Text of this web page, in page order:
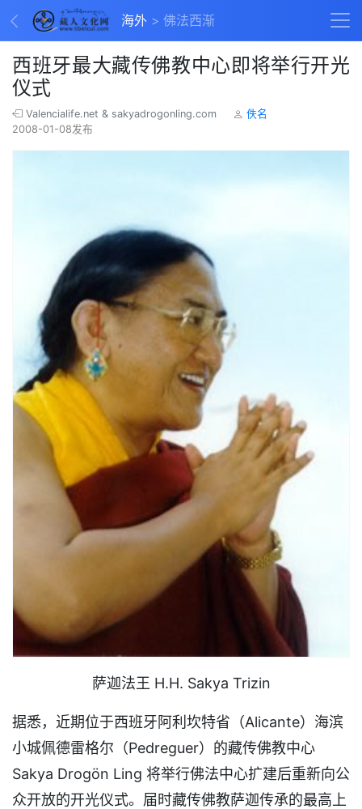
海外 佛法西渐
西班牙最大藏传佛教中心即将举行开光
仪式
Valencialife.net & sakyadrogonling.com
佚名
2008-01-08发布
萨迦法王 H.H. Sakya Trizin
据悉，近期位于西班牙阿利坎特省（Alicante）海滨
小城佩德雷格尔（Pedreguer）的藏传佛教中心
Sakya Drogön Ling 将举行佛法中心扩建后重新向公
众开放的开光仪式。届时藏传佛教萨迦传承的最高上